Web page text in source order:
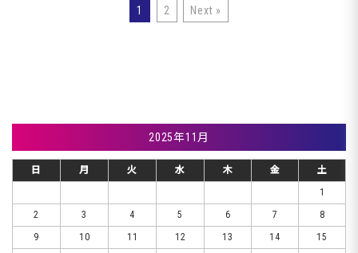
1 2 Next »
2025年11月
日 月 火 水 木 金
土
1
2
3 4 5 6 7
8
9
10 11 12 13 14
15